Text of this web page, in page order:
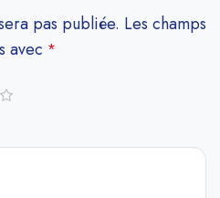
pas publiée. Les champs
avec *